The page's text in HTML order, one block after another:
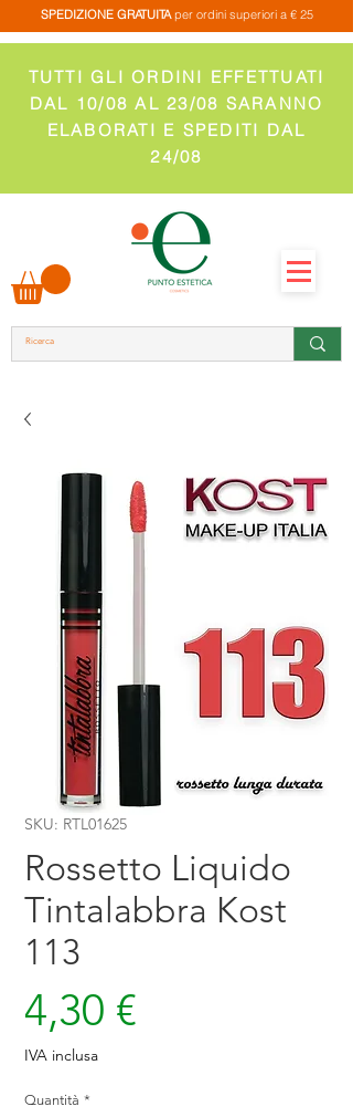
SPEDIZIONE GRATUITAper ordini superiori a € 25
TUTTI GLI ORDINI EFFETTUATI
DAL 10/08 AL 23/08 SARANNO
ELABORATI E SPEDITI DAL
24/08
SKU: RTL01625
Rossetto Liquido
Tintalabbra Kost
113
4,30 €
IVA inclusa
Quantità *